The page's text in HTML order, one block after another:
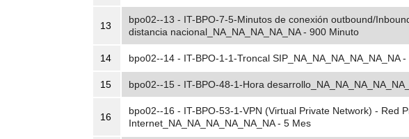
13
bpo02--13 - IT-BPO-7-5-Minutos de conexión outbound/
distancia nacional_NA_NA_NA_NA_NA - 900 Minuto
14 bpo02--14 - IT-BPO-1-1-Troncal SIP_NA_NA_NA_NA_NA_NA
15 bpo02--15 - IT-BPO-48-1-Hora
16
bpo02--16 - IT-BPO-53-1-VPN (Virtual Private Network) - Red
Internet_NA_NA_NA_NA_NA_NA - 5 Mes